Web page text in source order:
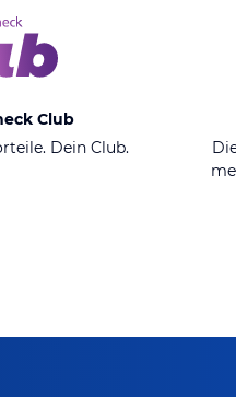
Club
Dein Club.